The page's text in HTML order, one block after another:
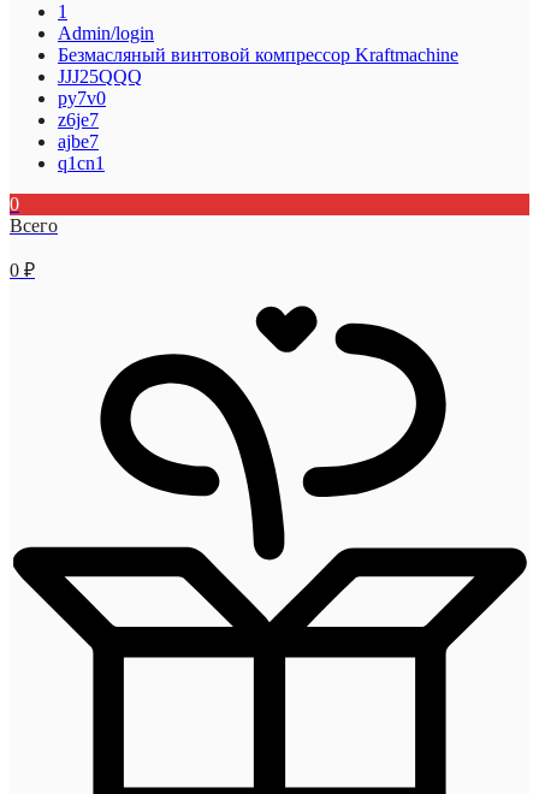
1
Admin/login
Безмасляный винтовой компрессор Kraftmaсhine
JJJ25QQQ
py7v0
z6je7
ajbe7
q1cn1
0
Всего
0 ₽